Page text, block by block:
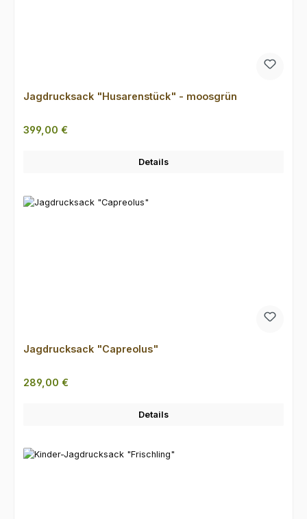
Jagdrucksack "Husarenstück" - moosgrün
Regulärer Preis:
399,00 €
Details
Jagdrucksack "Capreolus"
Regulärer Preis:
289,00 €
Details